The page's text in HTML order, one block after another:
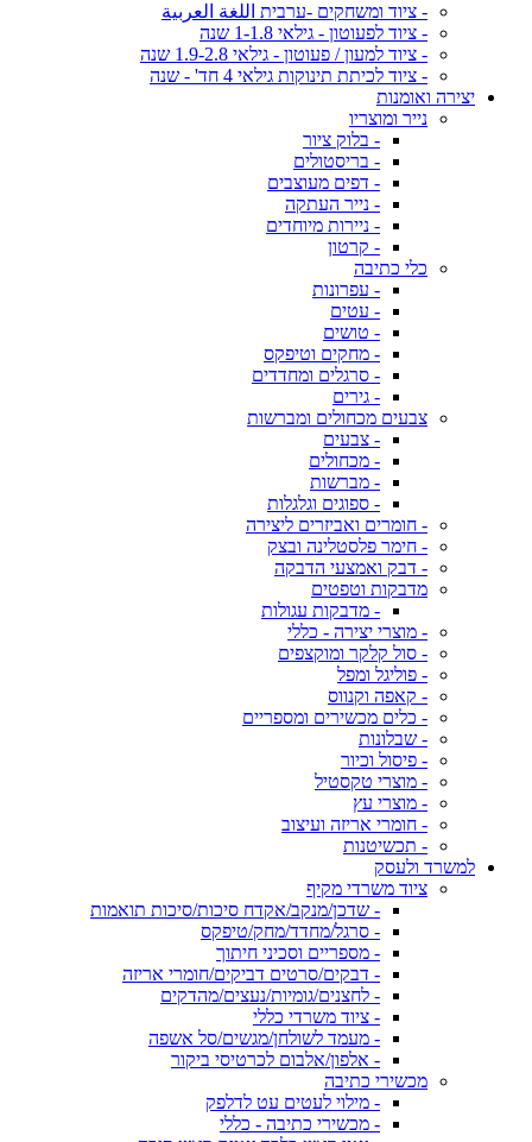
- ציוד ומשחקים -ערבית اللغة العربية
- ציוד לפעוטון - גילאי 1-1.8 שנה
- ציוד למעון / פעוטון - גילאי 1.9-2.8 שנה
- ציוד לכיתת תינוקות גילאי 4 חד' - שנה
יצירה ואומנות
נייר ומוצריו
- בלוק ציור
- בריסטולים
- דפים מעוצבים
- נייר העתקה
- ניירות מיוחדים
- קרטון
כלי כתיבה
- עפרונות
- עטים
- טושים
- מחקים וטיפקס
- סרגלים ומחדדים
- גירים
צבעים מכחולים ומברשות
- צבעים
- מכחולים
- מברשות
- ספוגים וגלגלות
- חומרים ואביזרים ליצירה
- חימר פלסטלינה ובצק
- דבק ואמצעי הדבקה
מדבקות וטפטים
- מדבקות עגולות
- מוצרי יצירה - כללי
- סול קלקר ומוקצפים
- פוליגל ומפל
- קאפה וקנווס
- כלים מכשירים ומספריים
- שבלונות
- פיסול וכיור
- מוצרי טקסטיל
- מוצרי עץ
- חומרי אריזה ועיצוב
- תכשיטנות
למשרד ולעסק
ציוד משרדי מקיף
- שדכן/מנקב/אקדח סיכות/סיכות תואמות
- סרגל/מחדד/מחק/טיפקס
- מספריים וסכיני חיתוך
- דבקים/סרטים דביקים/חומרי אריזה
- לחצנים/גומיות/נעצים/מהדקים
- ציוד משרדי כללי
- מעמד לשולחן/מגשים/סל אשפה
- אלפון/אלבום לכרטיסי ביקור
מכשירי כתיבה
- מילוי לעטים עט לדלפק
- מכשירי כתיבה - כללי